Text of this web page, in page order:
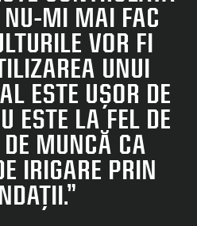
MI MAI FAC
VOR FI
UNUI
ESTE UȘOR DE
ESTE LA FEL DE
MUNCĂ CA
IRIGARE PRIN